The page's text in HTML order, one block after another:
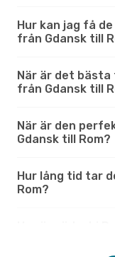
Hur kan jag få
från Gdansk till
När är det
från Gdansk till
När är den
Gdansk till Rom?
Hur lång tid tar
Rom?